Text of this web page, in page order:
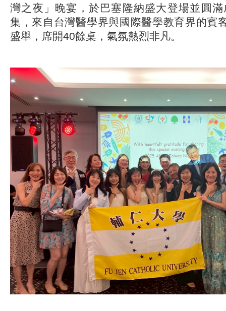
灣之夜」晚宴，於巴塞隆納盛大登場並圓
集，來自台灣醫學界與國際醫學教育界的賓
盛舉，席開40餘桌，氣氛熱烈非凡。